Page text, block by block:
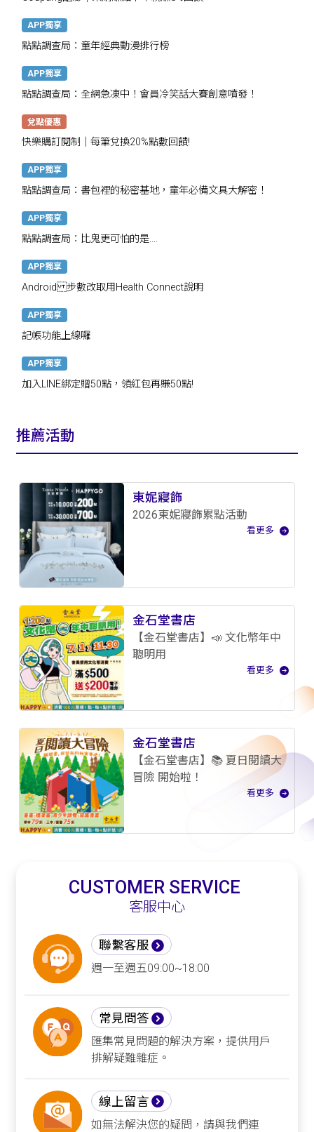
APP獨享
點點調查局：童年經典動漫排行榜
APP獨享
點點調查局：全網急凍中！會員冷笑話大賽創意噴發！
兌點優惠
快樂購訂閱制｜每筆兌換20%點數回饋!
APP獨享
點點調查局：書包裡的秘密基地，童年必備文具大解密！
APP獨享
點點調查局：比鬼更可怕的是....
APP獨享
Android 步數改取用Health Connect說明
APP獨享
記帳功能上線囉
APP獨享
加入LINE綁定贈50點，領紅包再賺50點!
推薦活動
東妮寢飾
2026東妮寢飾累點活動
看更多
金石堂書店
【金石堂書店】📣 文化幣年中
聰明用
看更多
金石堂書店
【金石堂書店】📚 夏日閱讀大
冒險 開始啦！
看更多
CUSTOMER SERVICE
客服中心
聯繫客服
週一至週五09:00~18:00
常見問答
匯集常見問題的解決方案，提供用戶
排解疑難雜症。
線上留言
如無法解決您的疑問，請與我們連